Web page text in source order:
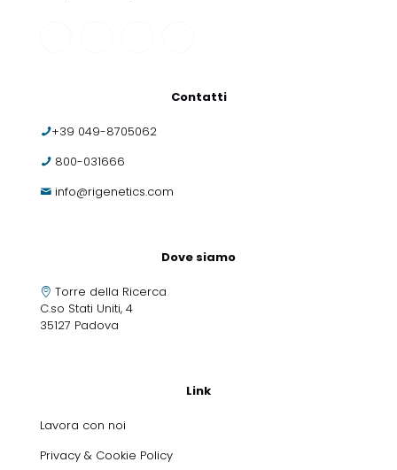
Contatti
+39 049-8705062
800-031666
info@rigenetics.com
Dove siamo
Torre della Ricerca
C.so Stati Uniti, 4
35127 Padova
Link
Lavora con noi
Privacy & Cookie Policy